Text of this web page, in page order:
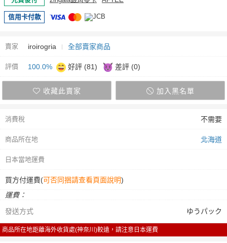
信用卡付款
賣家 iroirogria 全部賣家商品
評價 100.0% 好評 (81) 差評 (0)
收藏此賣家 加入黑名單
消費稅 不需要
商品所在地 北海道
日本當地運費
買方付運費(可否同捆請查看頁面說明)
運費：
發送方式
ゆうパック
商品所在地距離海外收貨處(神奈川)較遠，請注意日本運費